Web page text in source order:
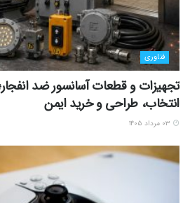
فناوری
انتخاب، طراحی و خرید ایمن